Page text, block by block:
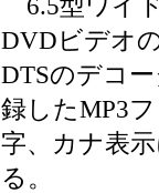
6.5型ワイ
DVDビデオ
DTSのデコ
録したMP3
字、カナ表
る。